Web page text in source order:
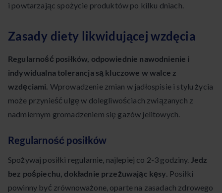
i powtarzając spożycie produktów po kilku dniach.
Zasady diety likwidującej wzdęcia
Regularność posiłków, odpowiednie nawodnienie i
indywidualna tolerancja są kluczowe w walce z
wzdęciami. Wprowadzenie zmian w jadłospisie i stylu życia
może przynieść ulgę w dolegliwościach związanych z
nadmiernym gromadzeniem się gazów jelitowych.
Regularność posiłków
Spożywaj posiłki regularnie, najlepiej co 2-3 godziny. Jedz
bez pośpiechu, dokładnie przeżuwając kęsy. Posiłki
powinny być zrównoważone, oparte na zasadach zdrowego